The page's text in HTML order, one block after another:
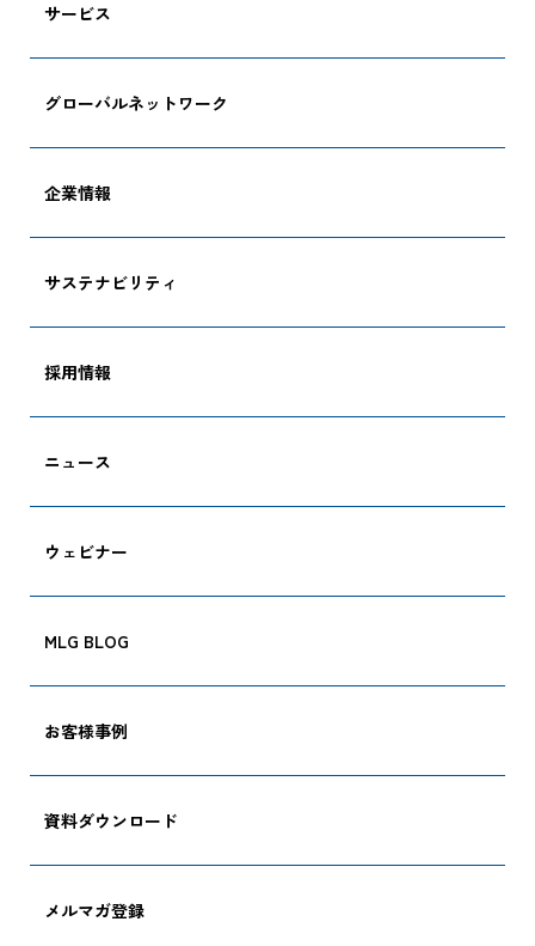
サービス
グローバルネットワーク
企業情報
サステナビリティ
採用情報
ニュース
ウェビナー
MLG BLOG
お客様事例
資料ダウンロード
メルマガ登録